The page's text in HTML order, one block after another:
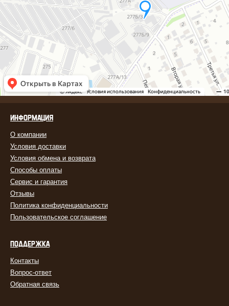
ИНФОРМАЦИЯ
О компании
Условия доставки
Условия обмена и возврата
Способы оплаты
Сервис и гарантия
Отзывы
Политика конфиденциальности
Пользовательское соглашение
ПОДДЕРЖКА
Контакты
Вопрос-ответ
Обратная связь